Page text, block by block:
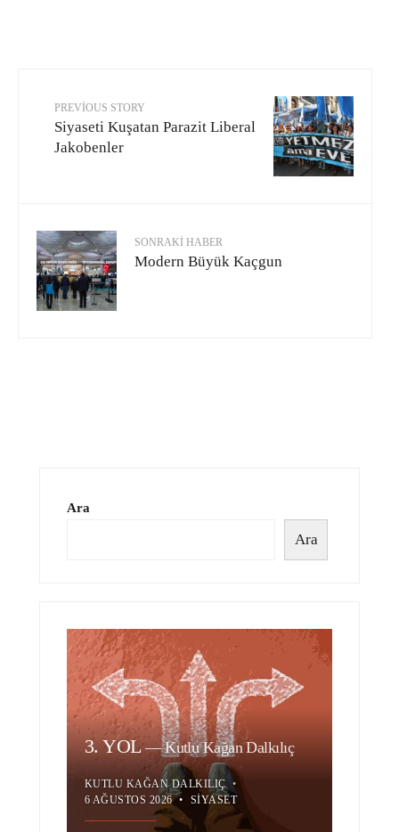
PREVIOUS STORY
Siyaseti Kuşatan Parazit Liberal
Jakobenler
SONRAKI HABER
Modern Büyük Kaçgun
Ara
Ara
3. YOL—Kutlu Kağan Dalkılıç
KUTLU KAĞAN DALKILIÇ •
6 AĞUSTOS 2026 • SIYASET